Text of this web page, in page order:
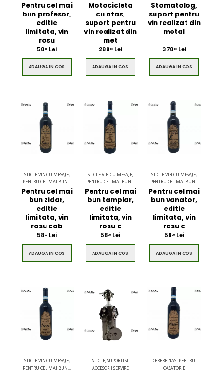
Pentru cel mai
bun profesor,
editie
limitata, vin
rosu
5800 Lei
ADAUGA IN COS
Motocicleta
cu atas,
suport pentru
vin realizat din
met
28800Lei
ADAUGA IN COS
Stomatolog,
suport pentru
vin realizat din
metal
37800Lei
ADAUGA IN COS
STICLE VIN CU MESAJE,
PENTRU CEL MAI BUN...
Pentru cel mai
bun zidar,
editie
limitata, vin
rosu cab
5800 Lei
ADAUGA IN COS
STICLE VIN CU MESAJE,
PENTRU CEL MAI BUN...
Pentru cel mai
bun tamplar,
editie
limitata, vin
rosu c
5800 Lei
ADAUGA IN COS
STICLE VIN CU MESAJE,
PENTRU CEL MAI BUN...
Pentru cel mai
bun vanator,
editie
limitata, vin
rosu c
5800Lei
ADAUGA IN COS
STICLE VIN CU MESAJE,
PENTRU CEL MAI BUN...
STICLE, SUPORTI SI
ACCESORII SERVIRE
CERERE NASI PENTRU
CASATORIE